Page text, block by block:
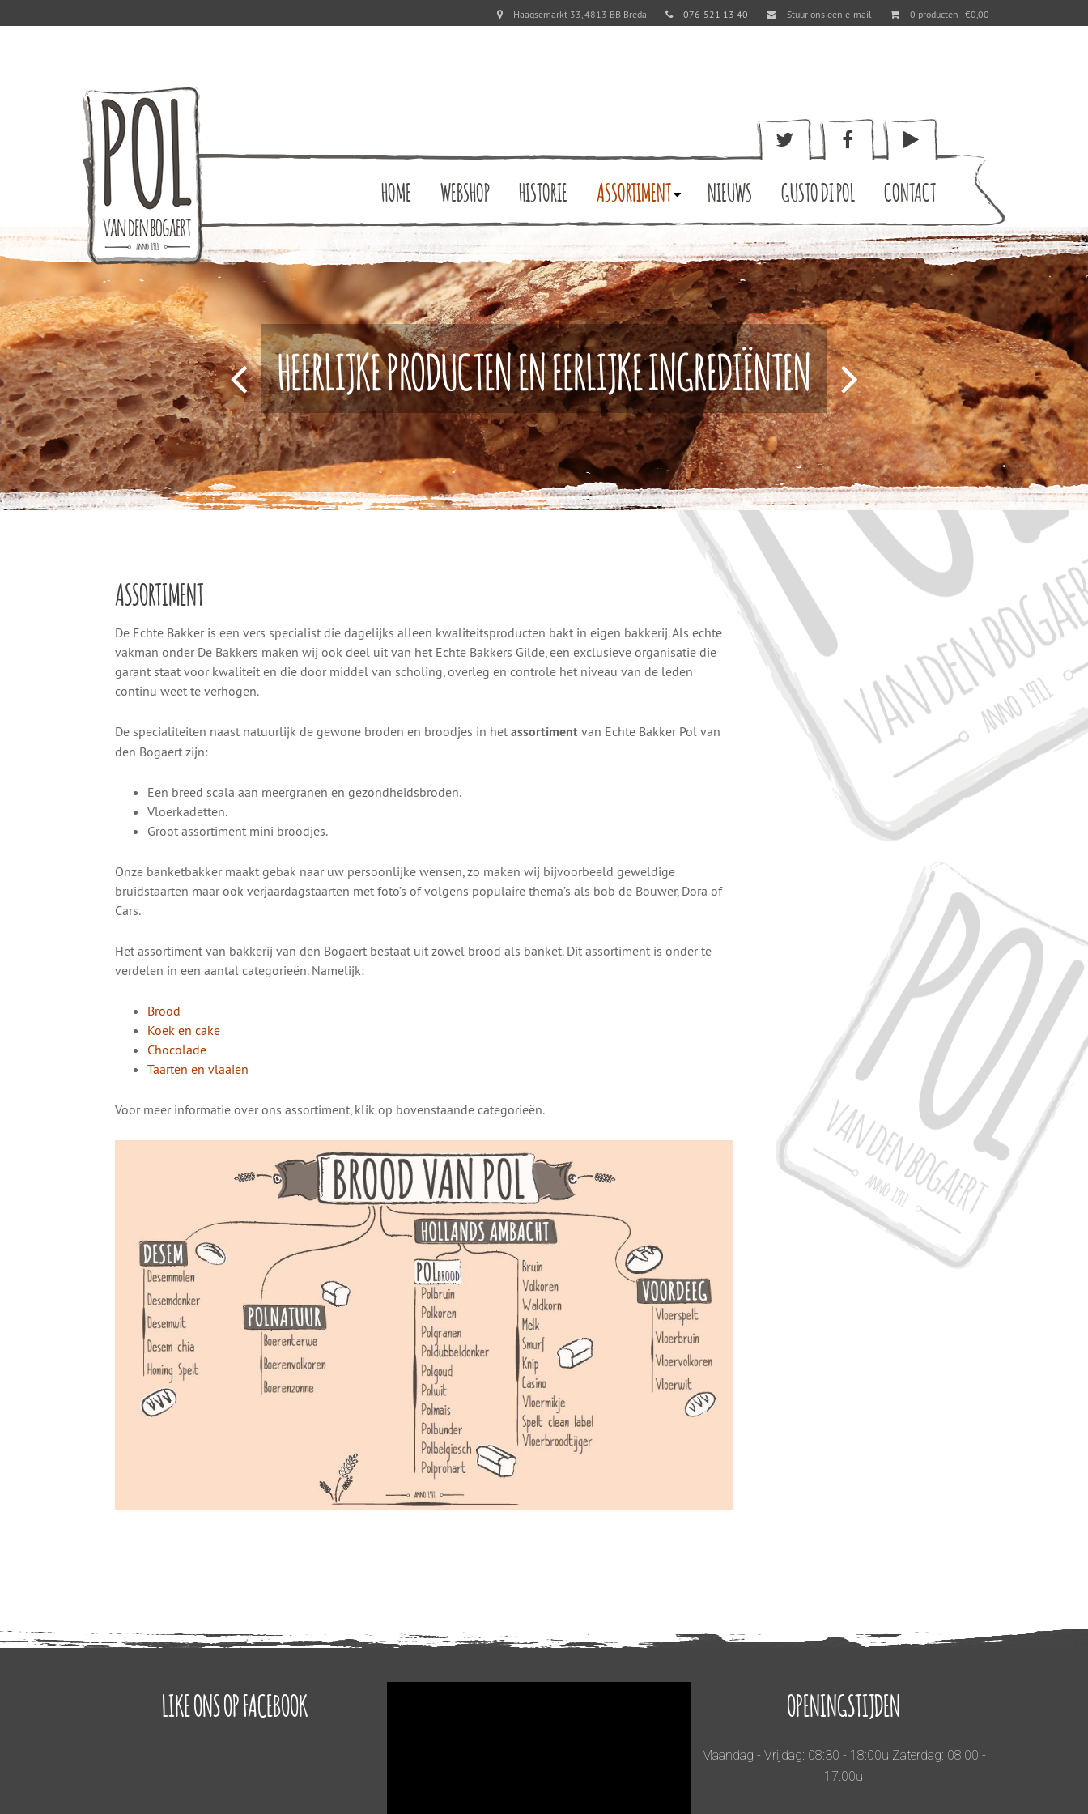
Haagsemarkt 33, 4813 BB Breda 076-521 13 40 Stuur ons een e-mail 0 producten -€0,00
HEERLIJKE PRODUCTEN EN EERLIJKE INGREDIËNTEN
HOME WEBSHOP HISTORIE ASSORTIMENT NIEUWS GUSTO DI POL CONTACT
ASSORTIMENT
De Echte Bakker is een vers specialist die dagelijks alleen kwaliteitsproducten bakt in eigen bakkerij. Als echte
vakman onder De Bakkers maken wij ook deel uit van het Echte Bakkers Gilde, een exclusieve organisatie die
garant staat voor kwaliteit en die door middel van scholing, overleg en controle het niveau van de leden
continu weet te verhogen.
De specialiteiten naast natuurlijk de gewone broden en broodjes in het assortiment van Echte Bakker Pol van
den Bogaert zijn:
Een breed scala aan meergranen en gezondheidsbroden.
Vloerkadetten.
Groot assortiment mini broodjes.
Onze banketbakker maakt gebak naar uw persoonlijke wensen, zo maken wij bijvoorbeeld geweldige
bruidstaarten maar ook verjaardagstaarten met foto’s of volgens populaire thema’s als bob de Bouwer, Dora of
Cars.
Het assortiment van bakkerij van den Bogaert bestaat uit zowel brood als banket. Dit assortiment is onder te
verdelen in een aantal categorieën. Namelijk:
Brood
Koek en cake
Chocolade
Taarten en vlaaien
Voor meer informatie over ons assortiment, klik op bovenstaande categorieën.
LIKE ONS OP FACEBOOK OPENINGSTIJDEN
Maandag - Vrijdag: 08:30 - 18:00u Zaterdag: 08:00 -
17:00u